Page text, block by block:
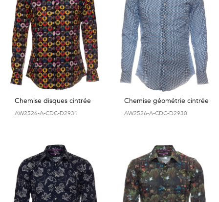
Chemise disques cintrée
AW2526-A-CDC-D2931
Chemise géométrie cintrée
AW2526-A-CDC-D2930